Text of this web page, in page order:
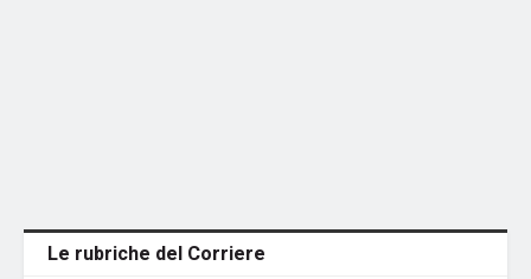
Le rubriche del Corriere